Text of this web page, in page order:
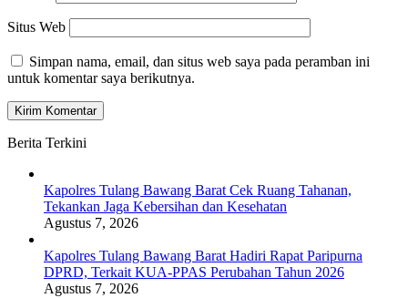
Situs Web
Simpan nama, email, dan situs web saya pada peramban ini
untuk komentar saya berikutnya.
Berita Terkini
Kapolres Tulang Bawang Barat Cek Ruang Tahanan,
Tekankan Jaga Kebersihan dan Kesehatan
Agustus 7, 2026
Kapolres Tulang Bawang Barat Hadiri Rapat Paripurna
DPRD, Terkait KUA-PPAS Perubahan Tahun 2026
Agustus 7, 2026